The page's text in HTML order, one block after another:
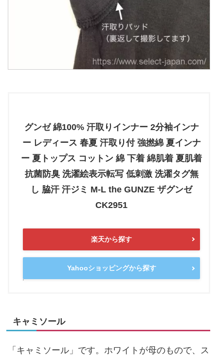
グンゼ 綿100% 汗取りインナー 2分袖インナ
ー レディース 春夏 汗取り付 強撚綿 夏インナ
ー 夏トップス コットン 綿 下着 綿肌着 夏肌着
抗菌防臭 洗濯絵表示転写 低刺激 洗濯タグ無
し 脇汗 汗ジミ M-L the GUNZE ザグンゼ
CK2951
楽天から探す
Yahooショッピングから探す
キャミソール
「キャミソール」です。ホワイトが母のもので、ス